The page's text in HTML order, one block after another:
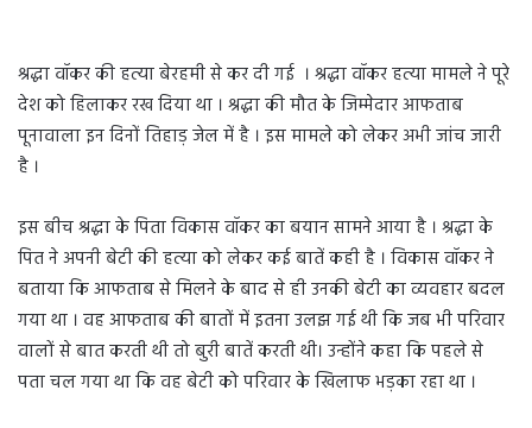
श्रद्धा वॉकर की हत्या बेरहमी से कर दी गई । श्रद्धा वॉकर हत्या मामले ने पूरे
देश को हिलाकर रख दिया था । श्रद्धा की मौत के जिम्मेदार आफताब
पूनावाला इन दिनों तिहाड़ जेल में है । इस मामले को लेकर अभी जांच जारी
है ।
इस बीच श्रद्धा के पिता विकास वॉकर का बयान सामने आया है । श्रद्धा के
पित ने अपनी बेटी की हत्या को लेकर कई बातें कही है । विकास वॉकर ने
बताया कि आफताब से मिलने के बाद से ही उनकी बेटी का व्यवहार बदल
गया था । वह आफताब की बातों में इतना उलझ गई थी कि जब भी परिवार
वालों से बात करती थी तो बुरी बातें करती थी। उन्होंने कहा कि पहले से
पता चल गया था कि वह बेटी को परिवार के खिलाफ भड़का रहा था ।